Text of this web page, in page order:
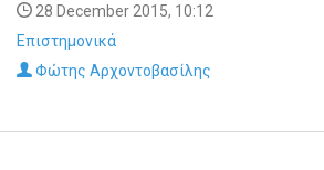
28 December 2015, 10:12
Επιστημονικά
Φώτης Αρχοντοβασίλης